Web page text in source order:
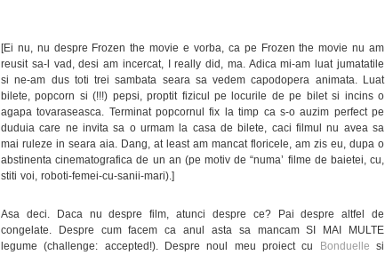
[Ei nu, nu despre Frozen the movie e vorba, ca pe Frozen the movie nu am
reusit sa-l vad, desi am incercat, I really did, ma. Adica mi-am luat jumatatile
si ne-am dus toti trei sambata seara sa vedem capodopera animata. Luat
bilete, popcorn si (!!!) pepsi, proptit fizicul pe locurile de pe bilet si incins o
agapa tovaraseasca. Terminat popcornul fix la timp ca s-o auzim perfect pe
duduia care ne invita sa o urmam la casa de bilete, caci filmul nu avea sa
mai ruleze in seara aia. Dang, at least am mancat floricele, am zis eu, dupa o
abstinenta cinematografica de un an (pe motiv de “numa’ filme de baietei, cu,
stiti voi, roboti-femei-cu-sanii-mari).]
Asa deci. Daca nu despre film, atunci despre ce? Pai despre altfel de
congelate. Despre cum facem ca anul asta sa mancam SI MAI MULTE
legume (challenge: accepted!). Despre noul meu proiect cu
Bonduelle si